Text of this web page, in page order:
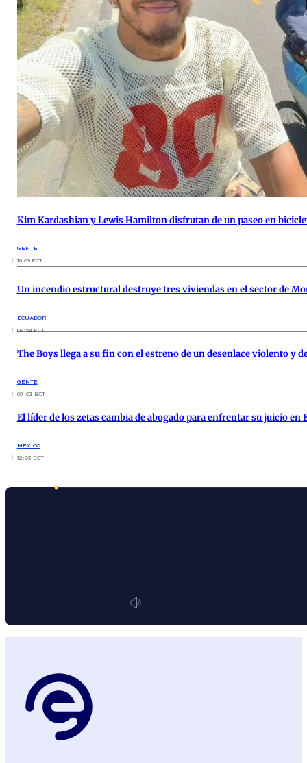
Kim Kardashian y Lewis Hamilton disfrutan de un paseo en
GENTE
16:09 ECT
Un incendio estructural destruye tres viviendas en el sector de
ECUADOR
09:54 ECT
The Boys llega a su fin con el estreno de un desenlace violento y
GENTE
07:03 ECT
El líder de los zetas cambia de abogado para enfrentar su juicio en
MÉXICO
12:03 ECT